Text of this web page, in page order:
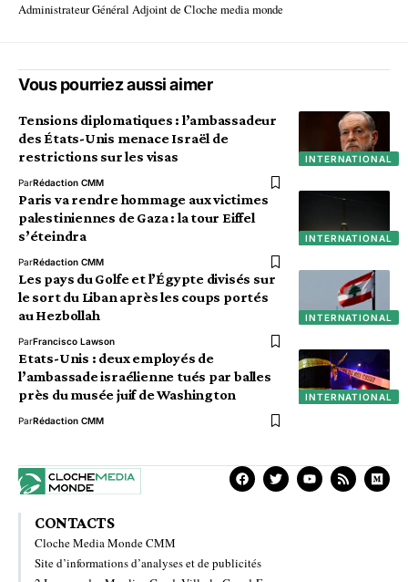
Administrateur Général Adjoint de Cloche media monde
Vous pourriez aussi aimer
INTERNATIONAL
Tensions diplomatiques : l’ambassadeur
des États-Unis menace Israël de
restrictions sur les visas
ParRédaction CMM
INTERNATIONAL
Paris va rendre hommage aux victimes
palestiniennes de Gaza : la tour Eiffel
s’éteindra
ParRédaction CMM
INTERNATIONAL
Les pays du Golfe et l’Égypte divisés sur
le sort du Liban après les coups portés
au Hezbollah
ParFrancisco Lawson
INTERNATIONAL
Etats-Unis : deux employés de
l’ambassade israélienne tués par balles
près du musée juif de Washington
ParRédaction CMM
CONTACTS
Cloche Media Monde CMM
Site d’informations d’analyses et de publicités